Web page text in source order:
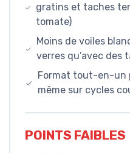
gratins et taches
tomate)
Moins de voiles
verres qu’avec des
Format tout-en-un
même sur cycles
POINTS FAIBLES